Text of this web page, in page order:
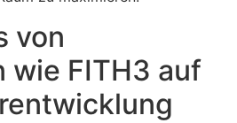
von
wie FITH3 auf